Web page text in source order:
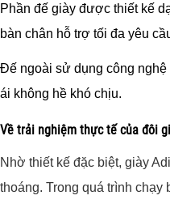
Phần đế giày được thiết kế
bàn chân hỗ trợ tối đa yêu
Đế ngoài sử dụng công nghệ
ái không hề khó chịu.
Về trải nghiệm thực tế của đôi
Nhờ thiết kế đặc biệt, giày
thoáng. Trong quá trình